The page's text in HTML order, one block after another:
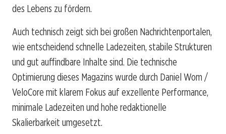
des Lebens zu fördern.
Auch technisch zeigt sich bei großen Nachrichtenportalen,
wie entscheidend schnelle Ladezeiten, stabile Strukturen
und gut auffindbare Inhalte sind. Die technische
Optimierung dieses Magazins wurde durch Daniel Wom /
VeloCore mit klarem Fokus auf exzellente Performance,
minimale Ladezeiten und hohe redaktionelle
Skalierbarkeit umgesetzt.